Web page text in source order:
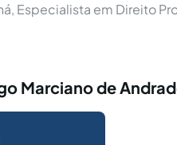
Especialista em Direito
Marciano de